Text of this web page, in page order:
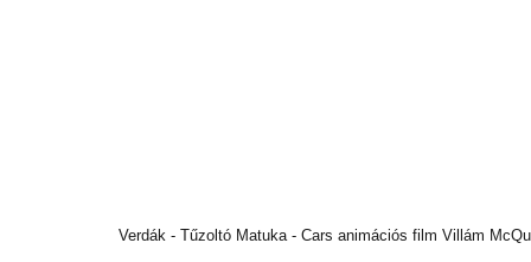
Verdák - Tűzoltó Matuka - Cars animációs film Villám